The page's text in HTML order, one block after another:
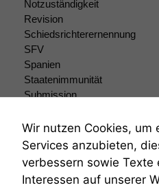
Notzuständigkeit
Revision
Schiedsrichterernennung
SFV
Spanien
Staatenimmunität
Submission
Teilungsklage
Venezuela
VRK
Wiederherstellungsanordnung
Zivilprozessordnung
Wir nutzen Cookies, um
Services anzubieten,
verbessern sowie Texte
Interessen auf unserer